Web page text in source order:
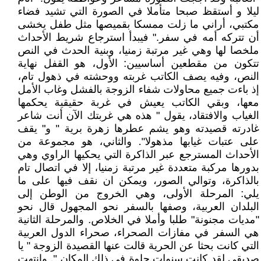
ليلا و أستقظ صبحا متأملا في الصورة التي تشيد فضاء
مكتبي، أراني ما زلت ممسكا بقميصها مثل طفل يخشى
أن تتركه أمه في سفر." فيبدأ استرجاع شريط الأحداث
ملخصا لها وهي غير مرتبة زمنيا، وبنية الحدث في النص
تتكون من مقطعين أساسيين: الأول، هو القفل نهاية
النص، وفيه يصف الكاتب غربته ووحشته في ذهول تام،
إذ باءت جميع محاولات شفاء الزوجة بالفشل وغاب الأمل
معها، وبقي الكاتب يعيش في غربة حقيقية يحكمها
الغياب والافتقاد، يقول " هذه هي غربتك الآن أنت شاعر
غادرته قصيدته وهو يشم عطرها زهرة برية " و" يقف
على عتبات غيابها مذهولا". والثاني، هو مجموعة من
الأحداث المسترجع عبر الذاكرة التي يحكيها الراوي وهي
بدورها مركبة متعددة غير مرتبة زمنيا، إلا في اتصال تام
بالذاكرة، وتوالي الصور، ويمكن ان نقف فيها على ما
يلي: المرحلة الأولى، وهي الخروج من الوطن إلى
البلدان العربية، وصفها بالسفر نحو المجهول قال نحو
"مديات مجنونة" طلبا وأملا في الخلاص. والمرحلة الثانية
هي السفر في مفازات الصحراء، صحراء الدول العربية
التي كانت بحثا عن الحرية قالت عنها القصيدة الزوجة " يا